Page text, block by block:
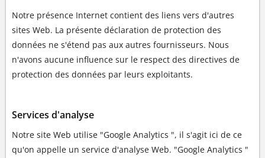
Notre présence Internet contient des liens vers d'autres
sites Web. La présente déclaration de protection des
données ne s'étend pas aux autres fournisseurs. Nous
n'avons aucune influence sur le respect des directives de
protection des données par leurs exploitants.
Services d'analyse
Notre site Web utilise "Google Analytics ", il s'agit ici de ce
qu'on appelle un service d'analyse Web. "Google Analytics "